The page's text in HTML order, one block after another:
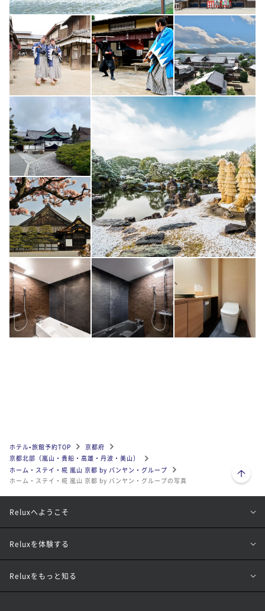
ホテル•旅館予約TOP
京都府
京都北部（嵐山・貴船・高雄・丹波・美山）
ホーム・ステイ・椛 嵐山 京都 by バンヤン・グループ
ホーム・ステイ・椛 嵐山 京都 by バンヤン・グループの写真
ページトップへ
Reluxへようこそ
Reluxを体験する
Reluxをもっと知る